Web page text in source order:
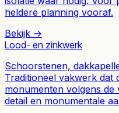
heldere planning vooraf.
Bekijk →
Lood- en zinkwerk
Schoorstenen,
Traditioneel vakwerk dat
monumenten volgens de
detail en monumentale